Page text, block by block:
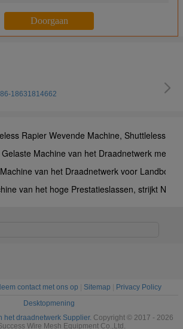
18631814662
die van het Aluminiummetaal tot Machine
Controle Uitgebreide Metaalmachine
die Machine, Uitgebreide de Machine
Shuttleless het Weven Breedte 1300mm
SS Gelaste Machine van het Draadnetwerk
Rapier Wevende Machine, Shuttleless
Machine van het Draadnetwerk met
van het Draadnetwerk voor
van het hoge Prestatieslassen, strijkt
van de Typependel,
hoge snelheids de Enige Scheermes tot
contact met ons op Sitemap
Privacy Policy
Desktopmening
het draadnetwerk Supplier. Copyright © 2017 - 2026
Wire Mesh Equipment Co.,Ltd.